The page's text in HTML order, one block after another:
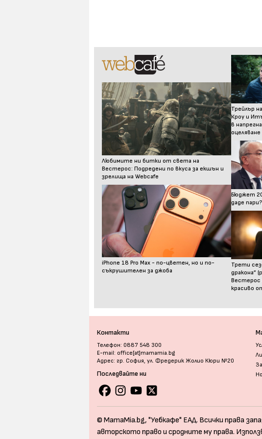
Любимите ни битки от света на
Вестерос: Подредени по вкуса за екшън и
зрелища на Webcafe
iPhone 18 Pro Max - по-цветен, но и по-
съкрушителен за джоба
Трейлър
Кроу и
в
оцеляване
Бюджет
даде
Трети
дракона”
Вестерос
красиво
Контакти
Телефон: 0887 548 300
E-mail: office[at]mamamia.bg
Адрес: гр. София, ул. Фредерик Жолио Кюри №20
Последвайте ни
© MamaMia.bg, "Уебкафе" ЕАД. Всички права
авторското право и сродните му права.